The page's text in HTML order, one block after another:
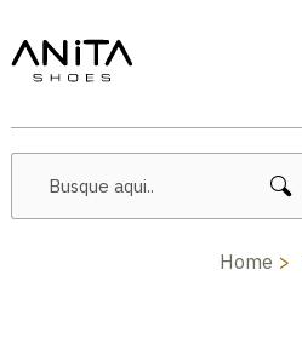
Home